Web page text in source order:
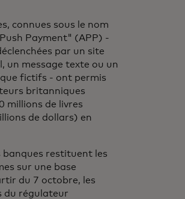
connues sous le nom
Payment" (APP) -
par un site
un message texte ou un
fictifs - ont permis
britanniques
millions de livres
de dollars) en
banques restituent les
sur une base
du 7 octobre, les
du régulateur